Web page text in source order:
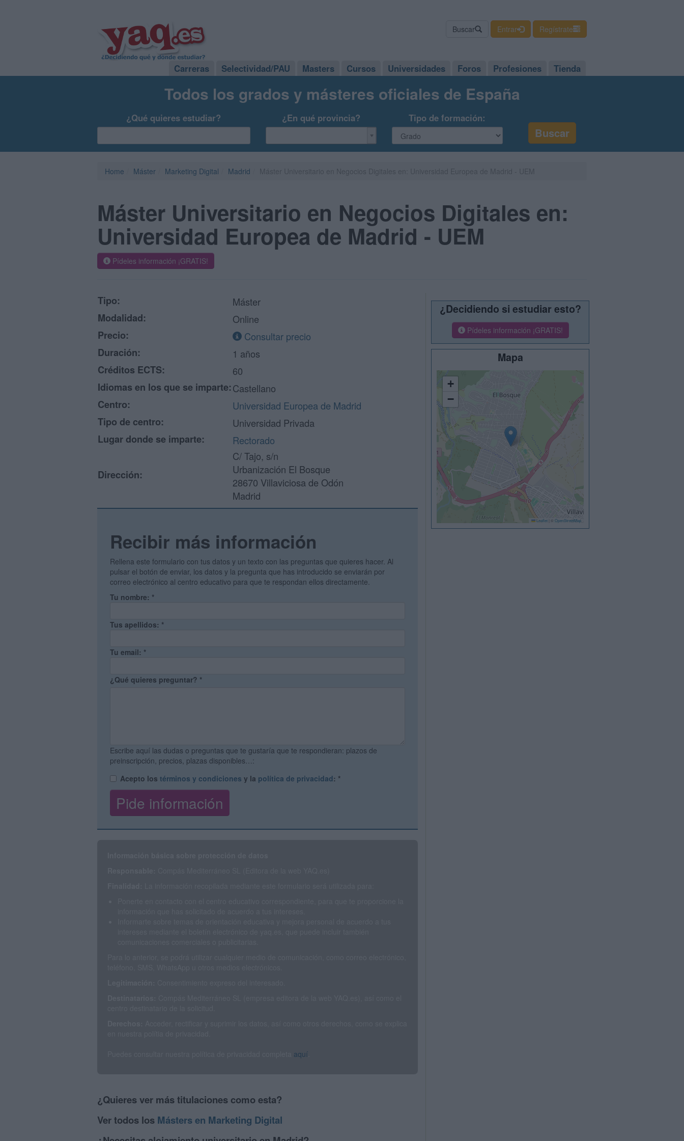
Buscar Entrar Regístrate
Carreras Selectividad/PAU Masters Cursos Universidades Foros Profesiones Tienda
Todos los grados y másteres oficiales de España
¿Qué quieres estudiar? ¿En qué provincia? Tipo de formación:
Home Máster Marketing Digital Madrid
Máster Universitario en Negocios Digitales en:
Universidad Europea de Madrid - UEM
Pídeles información ¡GRATIS!
Tipo:
Máster
Modalidad:
Online
Precio:
Consultar precio
Duración:
1 años
Créditos ECTS:
60
Idiomas en los que se imparte:Castellano
Centro:
Universidad Europea de Madrid
Tipo de centro:
Universidad Privada
Lugar donde se imparte:
Rectorado
Dirección:
C/ Tajo, s/n
Urbanización El Bosque
28670 Villaviciosa de Odón
Madrid
Recibir más información
Rellena este formulario con tus datos y un texto con las preguntas que quieres hacer. Al
pulsar el botón de enviar, los datos y la pregunta que has introducido se enviarán por
correo electrónico al centro educativo para que te respondan ellos directamente.
Tu nombre: *
Tus apellidos: *
Tu email: *
¿Qué quieres preguntar? *
Escribe aquí las dudas o preguntas que te gustaría que te respondieran: plazos de
preinscripción, precios, plazas disponibles…:
Acepto los términos y condiciones y la política de privacidad: *
aquí
¿Quieres ver más titulaciones como esta?
Ver todos los Másters en Marketing Digital
¿Decidiendo si estudiar esto?
Pídeles información ¡GRATIS!
Mapa
+
−
Leaflet © OpenStreetMap